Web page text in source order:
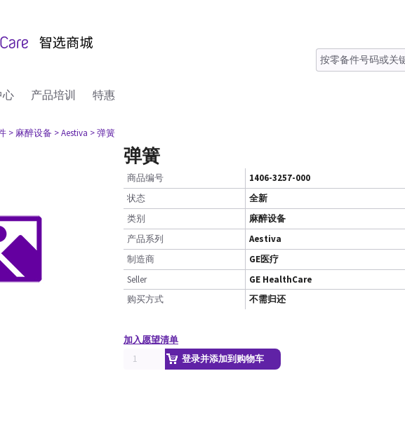
心 产品培训 特惠
> 麻醉设备 > Aestiva > 弹簧
弹簧
商品编号
1406-3257-000
状态
全新
类别
麻醉设备
产品系列
Aestiva
制造商
GE医疗
Seller
GE HealthCare
购买方式
不需归还
加入愿望清单
登录并添加到购物车